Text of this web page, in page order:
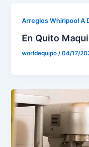
Arreglos Whirlpool A
En Quito
worldequipo/04/17/